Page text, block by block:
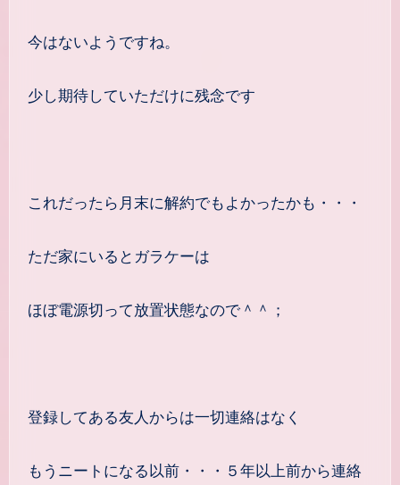
今はないようですね。
少し期待していただけに残念です
これだったら月末に解約でもよかったかも・・・
ただ家にいるとガラケーは
ほぼ電源切って放置状態なので＾＾；
登録してある友人からは一切連絡はなく
もうニートになる以前・・・５年以上前から連絡